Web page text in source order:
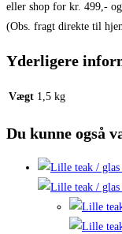
eller shop for kr. 499,-
(Obs. fragt direkte til
Yderligere
Vægt 1,5 kg
Du kunne også